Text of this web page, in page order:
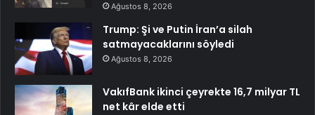
Ağustos 8, 2026
Trump: Şi ve Putin İran’a silah
satmayacaklarını söyledi
Ağustos 8, 2026
VakıfBank ikinci çeyrekte 16,7 milyar TL
net kâr elde etti